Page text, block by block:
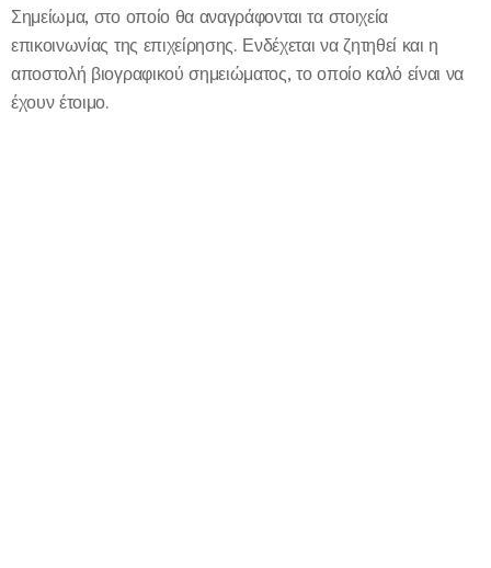
Σημείωμα, στο οποίο θα αναγράφονται τα στοιχεία
επικοινωνίας της επιχείρησης. Ενδέχεται να ζητηθεί και η
αποστολή βιογραφικού σημειώματος, το οποίο καλό είναι να
έχουν έτοιμο.